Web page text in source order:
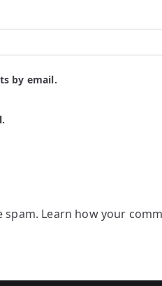
by email.
spam. Learn how your